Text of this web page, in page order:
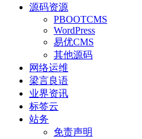
源码资源
PBOOTCMS
WordPress
易优CMS
其他源码
网络运维
梁言良语
业界资讯
标签云
站务
免责声明